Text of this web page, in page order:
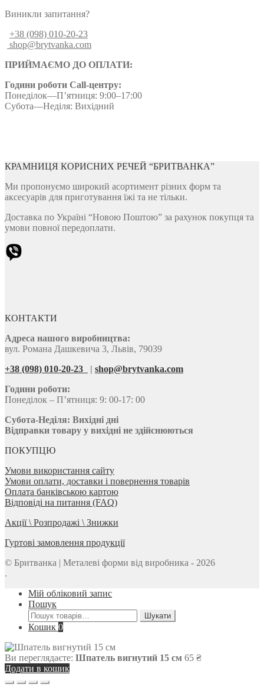
Виникли запитання?
+38 (098) 010-20-23
shop@brytvanka.com
ПРИЙМАЄМО ДО ОПЛАТИ:
Години роботи Call-центру:
Понеділок—П’ятниця: 9:00–17:00
Субота—Неділя: Вихідний
КРАМНИЦЯ КОРИСНИХ РЕЧЕЙ “БРИТВАНКА”
Ми пропонуємо широкий асортимент різних форм та
аксесуарів для приготування їжі та не тільки.
Доставка по Україні “Новою Поштою” за рахунок покупця та
умови повної передоплати.
КОНТАКТИ
Адреса нашого виробництва:
вул. Романа Дашкевича 3, Львів, 79039
+38 (098) 010-20-23
| shop@brytvanka.com
Години роботи:
Понеділок – П’ятниця: 9: 00-17: 00
Субота-Неділя: Вихідні дні
Відправки товару у вихідні не здійснюються
ПОКУПЦЮ
Умови використання сайту
Умови оплати, доставки і повернення товарів
Оплата банківською картою
Відповіді на питання (FAQ)
Акції \ Розпродажі \ Знижки
Гуртові замовлення продукції
© Бритванка | Металеві форми від виробника - 2026
.
Мій обліковий запис
Пошук
Шукати:
Шукати
Кошик 0
Ви переглядаєте: Шпатель вигнутий 15 см 65 ₴
Додати в кошик